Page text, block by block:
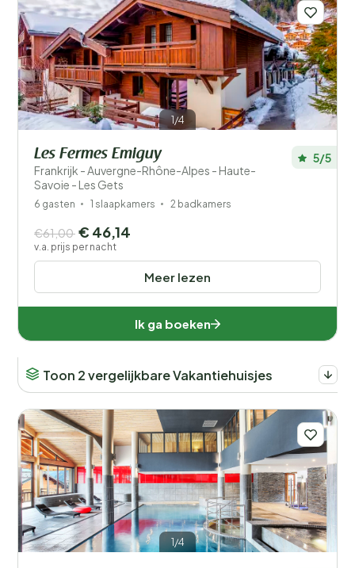
1/4
Les Fermes Emiguy
Frankrijk - Auvergne-Rhône-Alpes - Haute-
Savoie - Les Gets
5/5
6 gasten 1 slaapkamers 2 badkamers
Meer lezen
€61,00 € 46,14
v.a. prijs per nacht
Ik ga boeken
Toon 2 vergelijkbare Vakantiehuisjes
1/4